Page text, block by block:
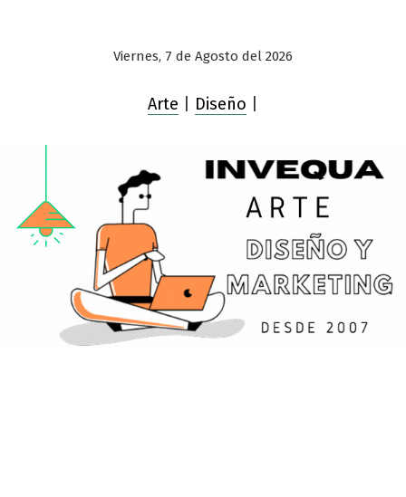
Viernes, 7 de Agosto del 2026
Arte Diseño